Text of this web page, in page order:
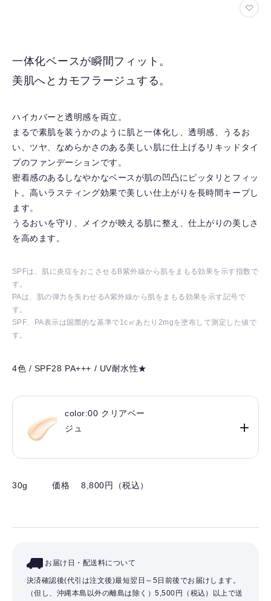
お
す
る
一体化ベースが瞬間フィット。
美肌へとカモフラージュする。
ハイカバーと透明感を両立。
まるで素肌を装うかのように肌と一体化し、透明感、うるお
い、ツヤ、なめらかさのある美しい肌に仕上げるリキッドタイ
プのファンデーションです。
密着感のあるしなやかなベースが肌の凹凸にピッタリとフィッ
ト。高いラスティング効果で美しい仕上がりを長時間キープし
ます。
うるおいを守り、メイクが映える肌に整え、仕上がりの美しさ
を高めます。
SPFは、肌に炎症をおこさせるB紫外線から肌をまもる効果を示す指数で
す。
PAは、肌の弾力を失わせるA紫外線から肌をまもる効果を示す記号で
す。
SPF、PA表示は国際的な基準で1c㎡あたり2mgを塗布して測定した値で
す。
4色 / SPF28 PA+++ / UV耐水性★
color:00 クリアベー
ジュ
30g 価格 8,800円（税込）
お届け日・配送料について
決済確認後(代引は注文後)最短翌日～5日前後でお届けします。
（但し、沖縄本島以外の離島は除く）5,500円（税込）以上で送